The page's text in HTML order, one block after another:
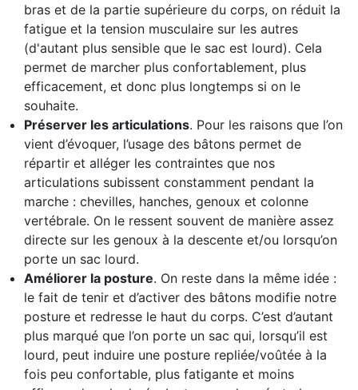
bras et de la partie supérieure du corps, on réduit la
fatigue et la tension musculaire sur les autres
(d'autant plus sensible que le sac est lourd). Cela
permet de marcher plus confortablement, plus
efficacement, et donc plus longtemps si on le
souhaite.
Préserver les articulations. Pour les raisons que l’on
vient d’évoquer, l’usage des bâtons permet de
répartir et alléger les contraintes que nos
articulations subissent constamment pendant la
marche : chevilles, hanches, genoux et colonne
vertébrale. On le ressent souvent de manière assez
directe sur les genoux à la descente et/ou lorsqu’on
porte un sac lourd.
Améliorer la posture. On reste dans la même idée :
le fait de tenir et d’activer des bâtons modifie notre
posture et redresse le haut du corps. C’est d’autant
plus marqué que l’on porte un sac qui, lorsqu’il est
lourd, peut induire une posture repliée/voûtée à la
fois peu confortable, plus fatigante et moins